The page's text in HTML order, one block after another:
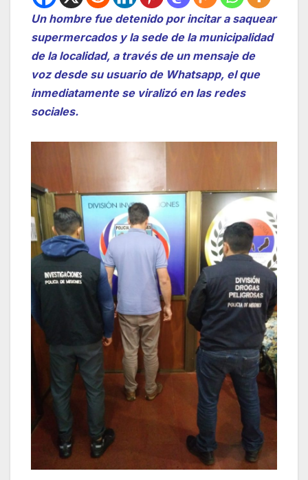
Un hombre fue detenido por incitar a saquear
supermercados y la sede de la municipalidad
de la localidad, a través de un mensaje de
voz desde su usuario de Whatsapp, el que
inmediatamente se viralizó en las redes
sociales.